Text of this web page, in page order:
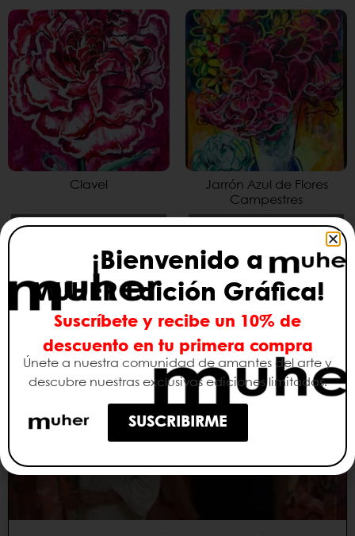
Clavel
Jarrón Azul de Flores
Campestres
Seleccionar opciones
ANTERIOR
DIARIO MADRID
SIGUIENTE
LA 1 RTVE
Te puede interesar
¡Bienvenido a
MUHER Edición Gráfica!
Suscríbete y recibe un 10% de
descuento en tu primera compra
Únete a nuestra comunidad de amantes del arte y
descubre nuestras exclusivas ediciones limitadas.
SUSCRIBIRME